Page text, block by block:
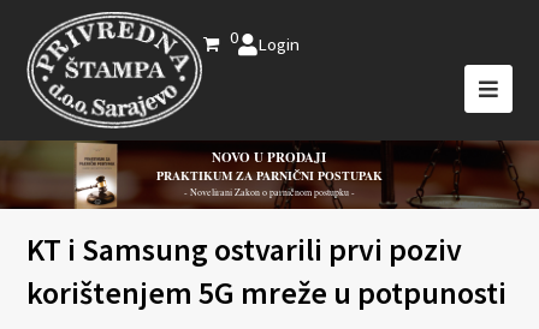
0 Login
NOVO U PRODAJI
PRAKTIKUM ZA PARNIČNI POSTUPAK
- Novelirani Zakon o parničnom postupku -
KT i Samsung ostvarili prvi poziv
korištenjem 5G mreže u potpunosti